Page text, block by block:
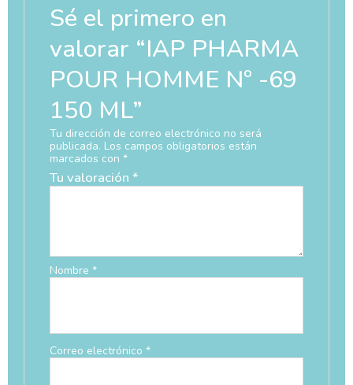
Sé el primero en
valorar “IAP PHARMA
POUR HOMME Nº -69
150 ML”
Tu dirección de correo electrónico no será
publicada. Los campos obligatorios están
marcados con *
Tu valoración *
Nombre *
Correo electrónico *